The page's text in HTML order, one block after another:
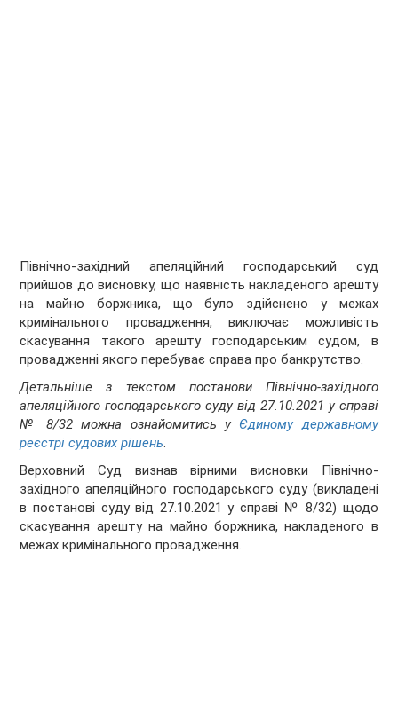
Північно-західний апеляційний господарський суд
прийшов до висновку, що наявність накладеного арешту
на майно боржника, що було здійснено у межах
кримінального провадження, виключає можливість
скасування такого арешту господарським судом, в
провадженні якого перебуває справа про банкрутство.
Детальніше з текстом постанови Північно-західного
апеляційного господарського суду від 27.10.2021 у справі
№ 8/32 можна ознайомитись у Єдиному державному
реєстрі судових рішень.
Верховний Суд визнав вірними висновки Північно-
західного апеляційного господарського суду (викладені
в постанові суду від 27.10.2021 у справі № 8/32) щодо
скасування арешту на майно боржника, накладеного в
межах кримінального провадження.